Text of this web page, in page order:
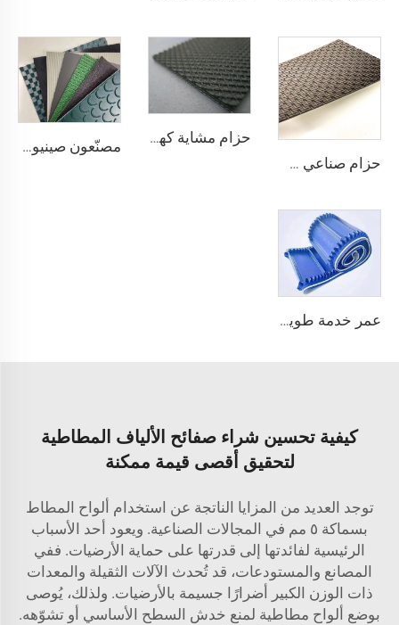
حزام صناعي صيني لتتبع وتلميع الحزام الناقل الماسي من مادة PVC
حزام مشاية كهربائية من البلاستيك PVC عالي الجودة من مورد صيني، ناعم وهادئ ومطاطي ويظل مستقرًا ومقاومًا للانزلاق مصنّعون صينيون لمصانع التصنيع حسب الطلب لأنواع pu وpvc وpvk من أحزمة النقل البوليسترية
عمر خدمة طويل، فعّال من حيث التكلفة، جودة صينية، حزام ناقل بسمك 3.1 مم على شكل لفافة، PVC بسمك 3.5 مم، حزام ناقل أبيض لا نهائي للاستخدام في الصناعات الغذائية
كيفية تحسين شراء صفائح الألياف المطاطية
لتحقيق أقصى قيمة ممكنة
توجد العديد من المزايا الناتجة عن استخدام ألواح المطاط
بسماكة ٥ مم في المجالات الصناعية. ويعود أحد الأسباب
الرئيسية لفائدتها إلى قدرتها على حماية الأرضيات. ففي
المصانع والمستودعات، قد تُحدث الآلات الثقيلة والمعدات
ذات الوزن الكبير أضرارًا جسيمة بالأرضيات. ولذلك، يُوصى
بوضع ألواح مطاطية لمنع خدش السطح الأساسي أو تشوّهه.